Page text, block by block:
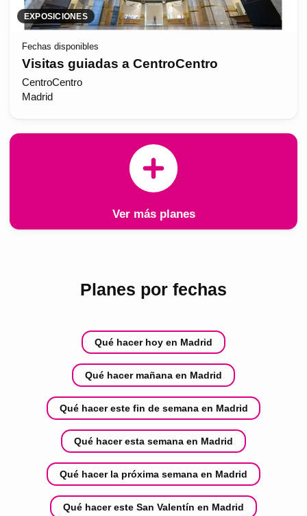
EXPOSICIONES
Fechas disponibles
Visitas guiadas a CentroCentro
CentroCentro
Madrid
Ver más planes
Planes por fechas
Qué hacer hoy en Madrid
Qué hacer mañana en Madrid
Qué hacer este fin de semana en Madrid
Qué hacer esta semana en Madrid
Qué hacer la próxima semana en Madrid
Qué hacer este San Valentín en Madrid